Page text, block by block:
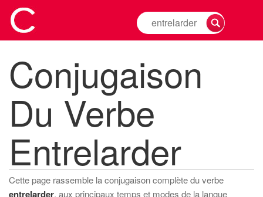
Rechercher
la
d'un
verbe
Conjugaison
Du Verbe
Entrelarder
Cette page rassemble la conjugaison complète du verbe
entrelarder, aux principaux temps et modes de la langue